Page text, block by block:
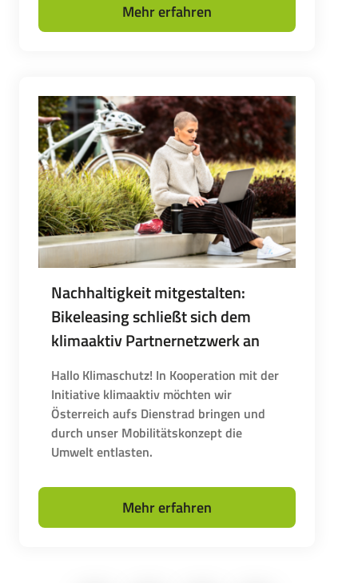
Mehr erfahren
Nachhaltigkeit mitgestalten:
Bikeleasing schließt sich dem
klimaaktiv Partnernetzwerk an
Hallo Klimaschutz! In Kooperation mit der
Initiative klimaaktiv möchten wir
Österreich aufs Dienstrad bringen und
durch unser Mobilitätskonzept die
Umwelt entlasten.
Mehr erfahren